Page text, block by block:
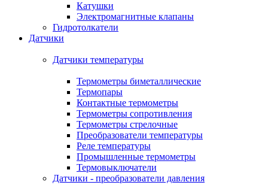
Катушки
Электромагнитные клапаны
Гидротолкатели
Датчики
Датчики температуры
Термометры биметаллические
Термопары
Контактные термометры
Термометры сопротивления
Термометры стрелочные
Преобразователи температуры
Реле температуры
Промышленные термометры
Термовыключатели
Датчики - преобразователи давления